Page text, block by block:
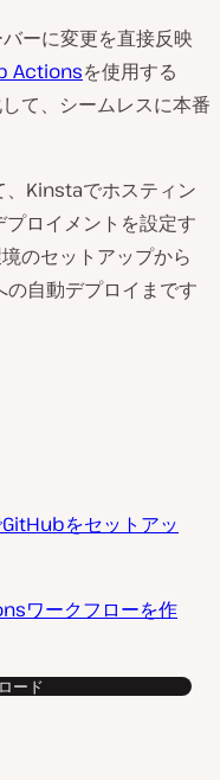
ーに変更を直接反映
Actionsを使用する
て、シームレスに本番
Kinstaでホスティン
ロイメントを設定す
のセットアップから
自動デプロイまです
をセットアッ
ワークフローを作
ード